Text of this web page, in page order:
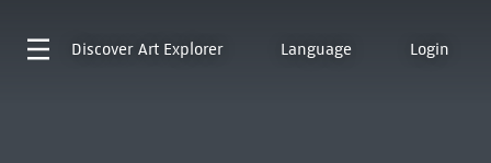
Discover Art Explorer Language Login